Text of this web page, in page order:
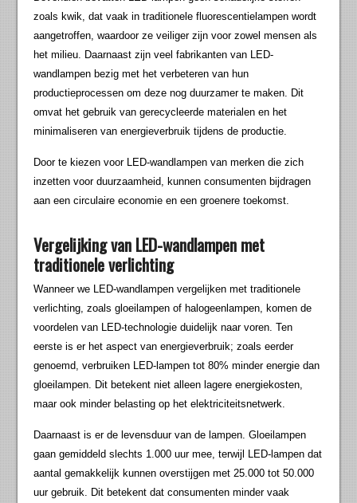
zoals kwik, dat vaak in traditionele fluorescentielampen wordt
aangetroffen, waardoor ze veiliger zijn voor zowel mensen als
het milieu. Daarnaast zijn veel fabrikanten van LED-
wandlampen bezig met het verbeteren van hun
productieprocessen om deze nog duurzamer te maken. Dit
omvat het gebruik van gerecycleerde materialen en het
minimaliseren van energieverbruik tijdens de productie.
Door te kiezen voor LED-wandlampen van merken die zich
inzetten voor duurzaamheid, kunnen consumenten bijdragen
aan een circulaire economie en een groenere toekomst.
Vergelijking van LED-wandlampen met
traditionele verlichting
Wanneer we LED-wandlampen vergelijken met traditionele
verlichting, zoals gloeilampen of halogeenlampen, komen de
voordelen van LED-technologie duidelijk naar voren. Ten
eerste is er het aspect van energieverbruik; zoals eerder
genoemd, verbruiken LED-lampen tot 80% minder energie dan
gloeilampen. Dit betekent niet alleen lagere energiekosten,
maar ook minder belasting op het elektriciteitsnetwerk.
Daarnaast is er de levensduur van de lampen. Gloeilampen
gaan gemiddeld slechts 1.000 uur mee, terwijl LED-lampen dat
aantal gemakkelijk kunnen overstijgen met 25.000 tot 50.000
uur gebruik. Dit betekent dat consumenten minder vaak